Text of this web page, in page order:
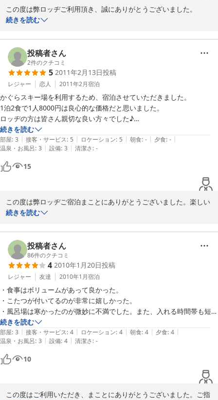
この度は弊ロッヂご利用頂き、誠にありがとうございました。
満足頂いたようで、とてもうれしく思っています。
いていましたでしょうか？
2014-01-19
続きを読む
投稿者さん
2件のクチコミ
5 2011年2月13日投稿
レジャー 恋人 2011年2月宿泊
かぐらスキー場を利用するため、宿泊させていただきました。
1泊2食で1人8000円は良心的な価格だと思いました。
ロッヂの方は皆さん親切な良い方々でした♪
部屋…こたつがあり、あまり広くはないけど、家みたいに
リラックスして過ごせました*^^*テレビが少し小さいかなぁ
と思いますが、見慣れるとそうでもないです。
お風呂は今回利用しませんでした。
チェックアウトする際に割引リフト券や近くの温泉施設の割引券が
続きを読む
部屋: 3 | 接客・サービス: 5 | ロケーション: 5 | 朝食: - | 夕食: - |
温泉・お風呂: 3 | 設備: 3 | 清潔さ: -
15
この度は弊ロッヂご宿泊まことにありがとうございました。楽しい
旅行の一部としてお手伝いさせていただいたようで、うれしく思い
2011-02-14
続きを読む
投稿者さん
86件のクチコミ
4 2010年1月20日投稿
レジャー 友達 2010年1月宿泊
・食事はボリュームがあって良かった。
・こたつが付いてるのが非常に嬉しかった。
・風呂場は寒かったのが微妙に不満でした。また、入れる時間帯も短く
限られていたので、朝も入れるようにして頂けると喜ばれると思いま
す。
続きを読む
部屋: 3 | 接客・サービス: 4 | ロケーション: 4 | 朝食: 4 | 夕食: 4 |
温泉・お風呂: 3 | 設備: 4 | 清潔さ: -
10
この度はご利用いただき、まことにありがとうございました。ご指